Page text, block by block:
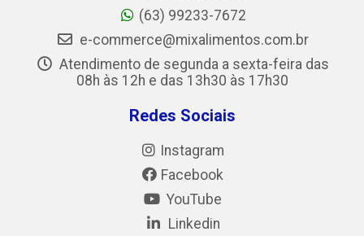
(63) 99233-7672
e-commerce@mixalimentos.com.br
Atendimento de segunda a sexta-feira das
08h às 12h e das 13h30 às 17h30
Redes Sociais
Instagram
Facebook
YouTube
Linkedin